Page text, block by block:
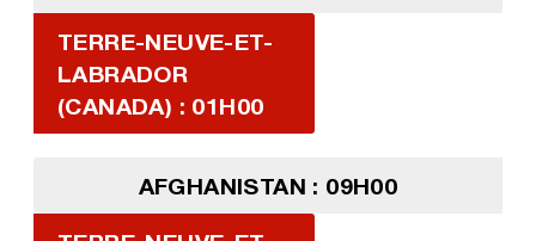
TERRE-NEUVE-ET-
LABRADOR
(CANADA) : 01H00
AFGHANISTAN : 09H00